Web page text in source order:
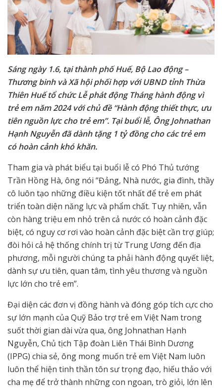
Sáng ngày 1.6, tại thành phố Huế, Bộ Lao động –
Thương binh và Xã hội phối hợp với UBND tỉnh Thừa
Thiên Huế tổ chức Lễ phát động Tháng hành động vì
trẻ em năm 2024 với chủ đề “Hành động thiết thực, ưu
tiên nguồn lực cho trẻ em”. Tại buổi lễ, Ông Johnathan
Hạnh Nguyễn đã dành tặng 1 tỷ đồng cho các trẻ em
có hoàn cảnh khó khăn.
Tham gia và phát biểu tại buổi lễ có Phó Thủ tướng
Trần Hồng Hà, ông nói “Đảng, Nhà nước, gia đình, thầy
cô luôn tạo những điều kiện tốt nhất để trẻ em phát
triển toàn diện năng lực và phẩm chất. Tuy nhiên, vẫn
còn hàng triệu em nhỏ trên cả nước có hoàn cảnh đặc
biệt, có nguy cơ rơi vào hoàn cảnh đặc biệt cần trợ giúp;
đòi hỏi cả hệ thống chính trị từ Trung Ương đến địa
phương, mỗi người chúng ta phải hành động quyết liệt,
dành sự ưu tiên, quan tâm, tình yêu thương và nguồn
lực lớn cho trẻ em”.
Đại diện các đơn vị đồng hành và đóng góp tích cực cho
sự lớn mạnh của Quỹ Bảo trợ trẻ em Việt Nam trong
suốt thời gian dài vừa qua, ông Johnathan Hạnh
Nguyễn, Chủ tịch Tập đoàn Liên Thái Bình Dương
(IPPG) chia sẻ, ông mong muốn trẻ em Việt Nam luôn
luôn thể hiện tinh thần tôn sư trọng đạo, hiếu thảo với
cha mẹ để trở thành những con ngoan, trò giỏi, lớn lên